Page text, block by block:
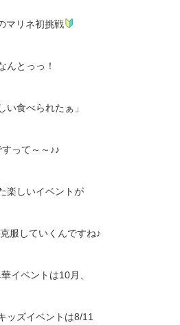
マリネ初挑戦
んとっっ！
い食べられたぁ」
すって～～♪♪
楽しいイベントが
克服していくんですね♪
イベントは10月、
ッズイベントは8/11